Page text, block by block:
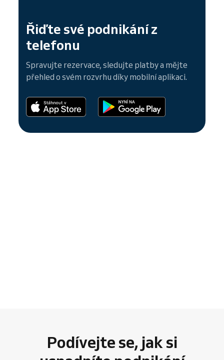
Řiďte své podnikání z
telefonu
Spravujte rezervace, sledujte platby a mějte
přehled o svém rozvrhu díky mobilní aplikaci.
Podívejte se, jak si